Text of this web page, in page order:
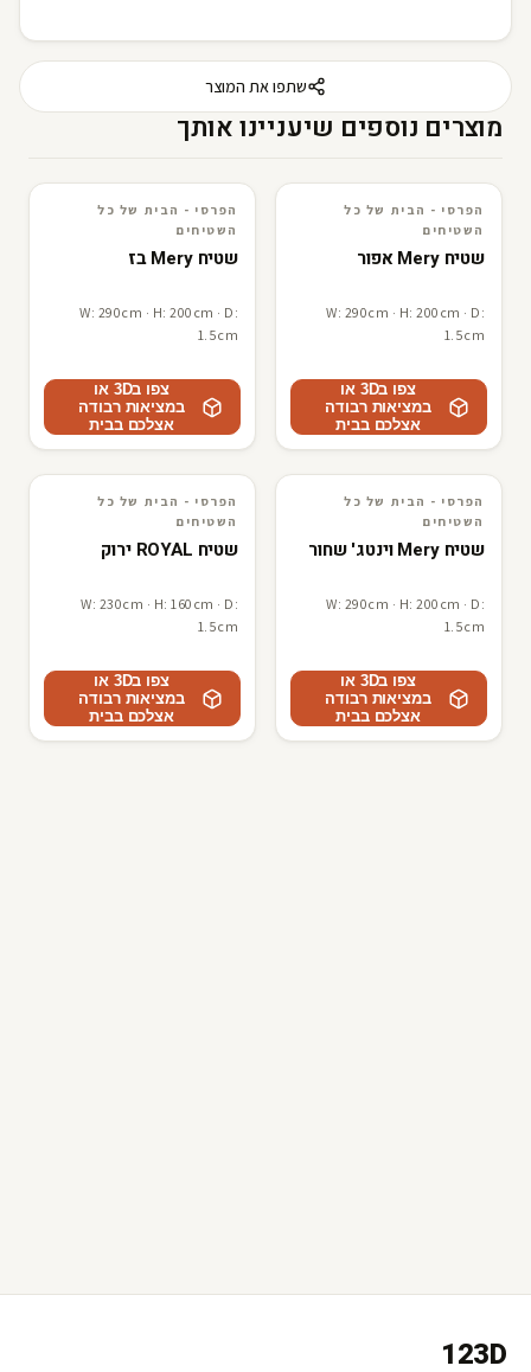
שתפו את המוצר
מוצרים נוספים שיעניינו אותך
3D · AR הפרסי - הבית של כל השטיחים
הפרסי - הבית של כל
השטיחים
שטיח Mery אפור
W: 290cm · H: 200cm · D:
1.5cm
צפו ב3D או
במציאות רבודה
אצלכם בבית
3D · AR הפרסי - הבית של כל השטיחים
הפרסי - הבית של כל
השטיחים
שטיח Mery בז
W: 290cm · H: 200cm · D:
1.5cm
צפו ב3D או
במציאות רבודה
אצלכם בבית
3D · AR הפרסי - הבית של כל השטיחים
הפרסי - הבית של כל
השטיחים
שטיח Mery וינטג' שחור
W: 290cm · H: 200cm · D:
1.5cm
צפו ב3D או
במציאות רבודה
אצלכם בבית
3D · AR הפרסי - הבית של כל השטיחים
הפרסי - הבית של כל
השטיחים
שטיח ROYAL ירוק
W: 230cm · H: 160cm · D:
1.5cm
צפו ב3D או
במציאות רבודה
אצלכם בבית
123D